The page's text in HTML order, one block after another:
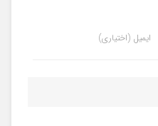
ایمیل (اختیاری)